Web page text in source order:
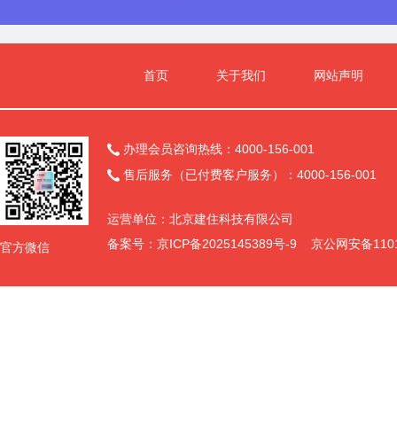
首页 关于我们 网站声明
官方微信
 办理会员咨询热线：4000-156-001
 售后服务（已付费客户服务）：4000-156-001
运营单位：北京建住科技有限公司
备案号： 京ICP备2025145389号-9 京公网安备